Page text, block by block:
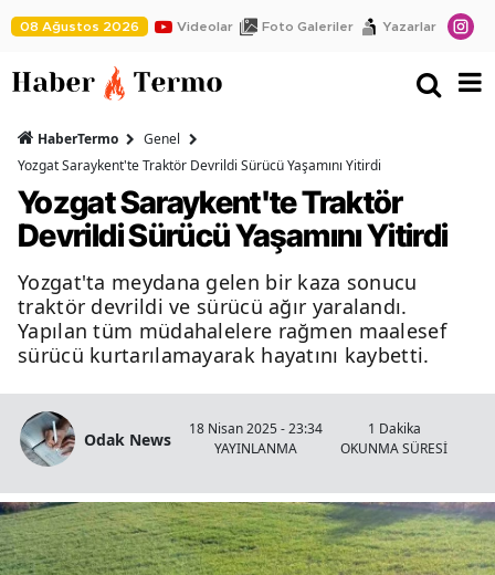
08 Ağustos 2026 Videolar Foto Galeriler Yazarlar
HaberTermo
Genel
Yozgat Saraykent'te Traktör Devrildi Sürücü Yaşamını Yitirdi
Yozgat Saraykent'te Traktör
Devrildi Sürücü Yaşamını Yitirdi
Yozgat'ta meydana gelen bir kaza sonucu
traktör devrildi ve sürücü ağır yaralandı.
Yapılan tüm müdahalelere rağmen maalesef
sürücü kurtarılamayarak hayatını kaybetti.
Odak News
18 Nisan 2025 - 23:34
YAYINLANMA
1 Dakika
OKUNMA SÜRESİ